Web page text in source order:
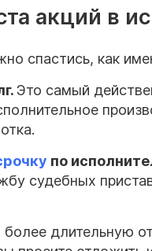
акций в
спастись, как
Это самый
по
судебных
длительную